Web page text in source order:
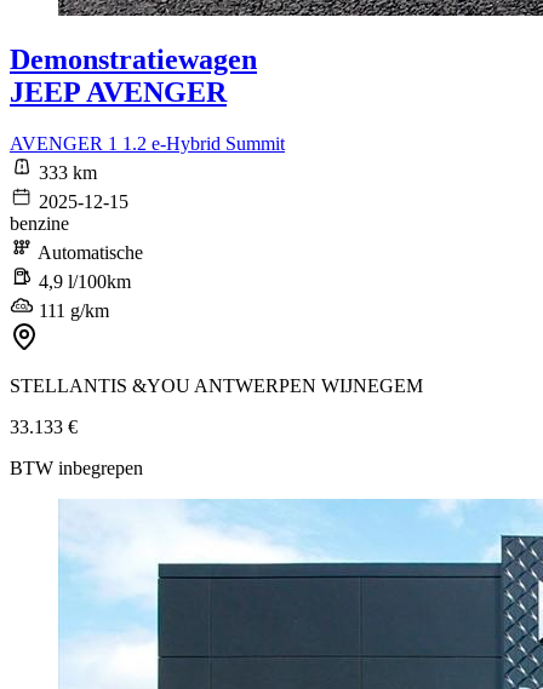
Demonstratiewagen
JEEP AVENGER
AVENGER 1 1.2 e-Hybrid Summit
333 km
2025-12-15
benzine
Automatische
4,9 l/100km
111 g/km
STELLANTIS &YOU ANTWERPEN WIJNEGEM
33.133 €
BTW inbegrepen